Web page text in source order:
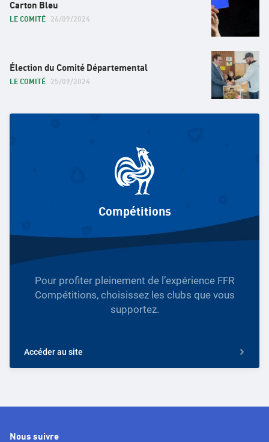
Carton Bleu
LE COMITÉ 26/09/2024
Élection du Comité Départemental
LE COMITÉ 25/09/2024
Compétitions
Pour profiter pleinement de l’expérience FFR
Compétitions, choisissez les clubs que vous
supportez.
Accéder au site
Nous suivre